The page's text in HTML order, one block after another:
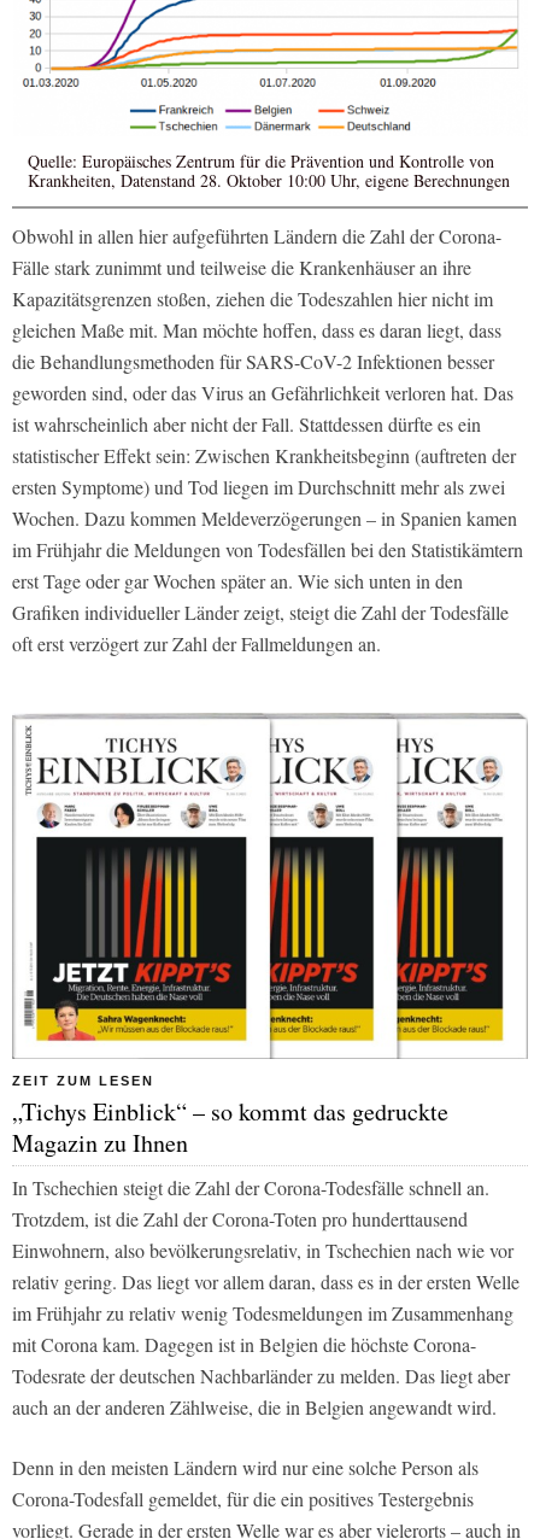
Quelle: Europäisches Zentrum für die Prävention und Kontrolle von
Krankheiten, Datenstand 28. Oktober 10:00 Uhr, eigene Berechnungen
Obwohl in allen hier aufgeführten Ländern die Zahl der Corona-
Fälle stark zunimmt und teilweise die Krankenhäuser an ihre
Kapazitätsgrenzen stoßen, ziehen die Todeszahlen hier nicht im
gleichen Maße mit. Man möchte hoffen, dass es daran liegt, dass
die Behandlungsmethoden für SARS-CoV-2 Infektionen besser
geworden sind, oder das Virus an Gefährlichkeit verloren hat. Das
ist wahrscheinlich aber nicht der Fall. Stattdessen dürfte es ein
statistischer Effekt sein: Zwischen Krankheitsbeginn (auftreten der
ersten Symptome) und Tod liegen im Durchschnitt mehr als zwei
Wochen. Dazu kommen Meldeverzögerungen – in Spanien kamen
im Frühjahr die Meldungen von Todesfällen bei den Statistikämtern
erst Tage oder gar Wochen später an. Wie sich unten in den
Grafiken individueller Länder zeigt, steigt die Zahl der Todesfälle
oft erst verzögert zur Zahl der Fallmeldungen an.
ZEIT ZUM LESEN
„Tichys Einblick“ – so kommt das gedruckte
Magazin zu Ihnen
In Tschechien steigt die Zahl der Corona-Todesfälle schnell an.
Trotzdem, ist die Zahl der Corona-Toten pro hunderttausend
Einwohnern, also bevölkerungsrelativ, in Tschechien nach wie vor
relativ gering. Das liegt vor allem daran, dass es in der ersten Welle
im Frühjahr zu relativ wenig Todesmeldungen im Zusammenhang
mit Corona kam. Dagegen ist in Belgien die höchste Corona-
Todesrate der deutschen Nachbarländer zu melden. Das liegt aber
auch an der anderen Zählweise, die in Belgien angewandt wird.
Denn in den meisten Ländern wird nur eine solche Person als
Corona-Todesfall gemeldet, für die ein positives Testergebnis
vorliegt. Gerade in der ersten Welle war es aber vielerorts – auch in